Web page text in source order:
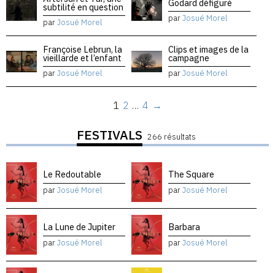
subtilité en question
parJosué Morel
Godard défiguré
parJosué Morel
Françoise Lebrun, la
vieillarde et l’enfant
parJosué Morel
Clips et images de la
campagne
parJosué Morel
1 2 … 4 →
FESTIVALS 266 résultats
Le Redoutable
parJosué Morel
The Square
parJosué Morel
La Lune de Jupiter
parJosué Morel
Barbara
parJosué Morel